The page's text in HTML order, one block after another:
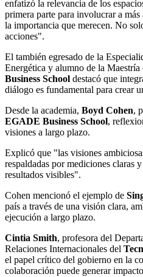
enfatizó la relevancia de los
primera parte para involucrar a más
la importancia que merecen. No
acciones".
El también egresado de la
Energética y alumno de la Maestría
Business School destacó que
diálogo es fundamental para crear
Desde la academia, Boyd Cohen,
EGADE Business School,
visiones a largo plazo.
Explicó que "las visiones
respaldadas por mediciones claras
resultados visibles".
Cohen mencionó el ejemplo de
país a través de una visión clara,
ejecución a largo plazo.
Cintia Smith, profesora del
Relaciones Internacionales del
el papel crítico del gobierno en la
colaboración puede generar